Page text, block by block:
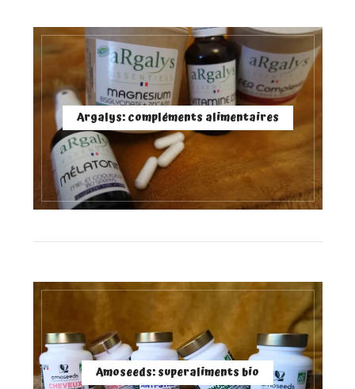
Argalys: compléments alimentaires
Amoseeds: superaliments bio